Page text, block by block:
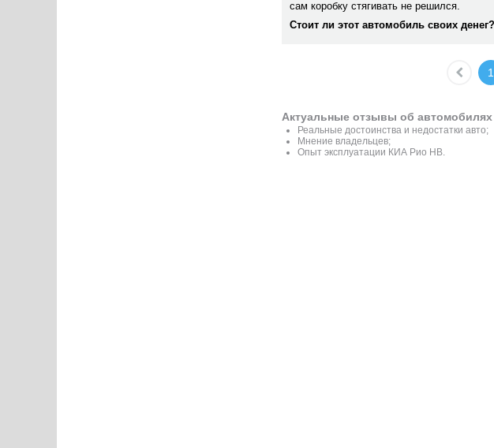
сам коробку стягивать не решился.
Стоит ли этот автомобиль своих денег?
1
Актуальные отзывы об автомобилях
Реальные достоинства и недостатки авто;
Мнение владельцев;
Опыт эксплуатации КИА Рио HB.